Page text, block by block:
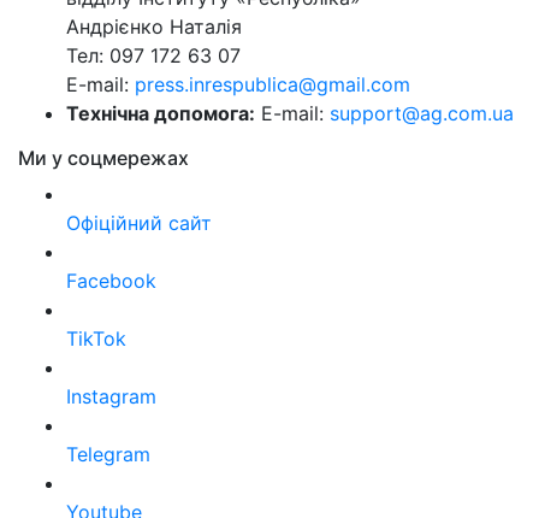
Андрієнко Наталія
Тел: 097 172 63 07
E-mail: press.inrespublica@gmail.com
Технічна допомога: E-mail: support@ag.com.ua
Ми у соцмережах
Офіційний сайт
Facebook
TikTok
Instagram
Telegram
Youtube